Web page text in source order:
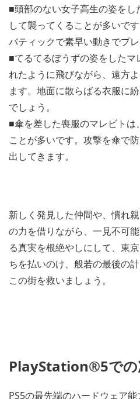
■頭部のない女子高生の姿を
して襲ってくることが多いで
バティックで素早い動きでプレ
■てるてるぼうずの姿をした
れたように飛びながら、遠方
ます。地面に散らばる衣服に
でしょう。
■傘を差した喪服のマレビト
ことが多いです。攻撃を傘で
出してきます。
新しく発見した仲間や、慣れ
の力を借りながら、一見不可
る真実を根絶やしにして、東
ちを払いのけ、般若の最後の
この街を救いましょう。
PlayStation®5での
PS5の最先端のハードウェア